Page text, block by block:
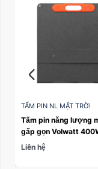
TẤM PIN NL MẶT TRỜI
Tấm pin năng lượng
gấp gọn Volwatt
Liên hệ